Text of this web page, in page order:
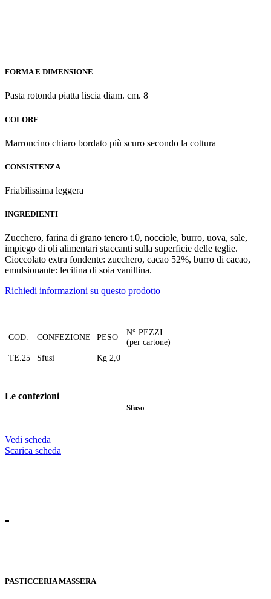
FORMA E DIMENSIONE
Pasta rotonda piatta liscia diam. cm. 8
COLORE
Marroncino chiaro bordato più scuro secondo la cottura
CONSISTENZA
Friabilissima leggera
INGREDIENTI
Zucchero, farina di grano tenero t.0, nocciole, burro, uova, sale,
impiego di oli alimentari staccanti sulla superficie delle teglie.
Cioccolato extra fondente: zucchero, cacao 52%, burro di cacao,
emulsionante: lecitina di soia vanillina.
Richiedi informazioni su questo prodotto
COD. CONFEZIONE PESO
N° PEZZI
(per cartone)
TE.25
Sfusi Kg 2,0
Le confezioni
Sfuso
Vedi scheda
Scarica scheda
PASTICCERIA MASSERA